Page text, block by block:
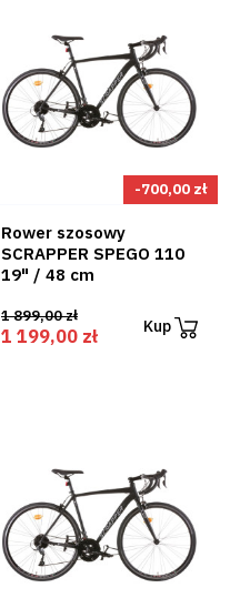
-700,00 zł
Rower szosowy
SCRAPPER SPEGO 110
19" / 48 cm
1 899,00 zł
1 199,00 zł Kup